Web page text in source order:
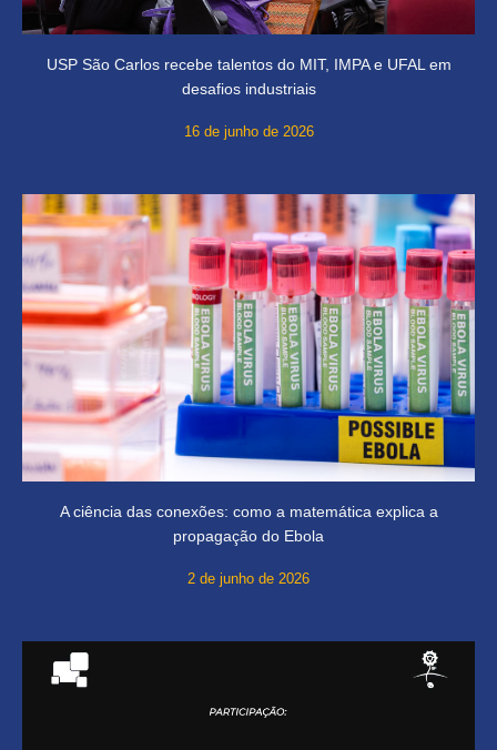
USP São Carlos recebe talentos do MIT, IMPA e UFAL em
desafios industriais
16 de junho de 2026
A ciência das conexões: como a matemática explica a
propagação do Ebola
2 de junho de 2026